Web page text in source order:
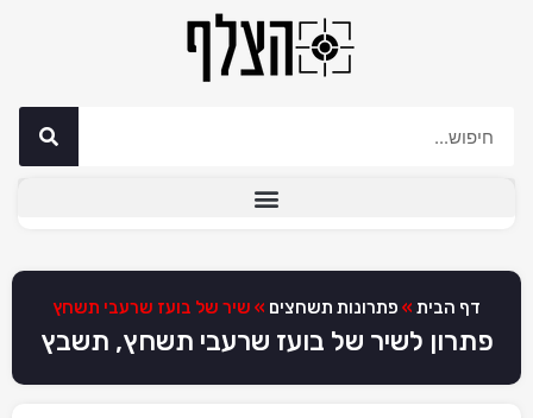
דף הבית » פתרונות תשחצים » שיר של בועז שרעבי תשחץ
פתרון לשיר של בועז שרעבי תשחץ, תשבץ